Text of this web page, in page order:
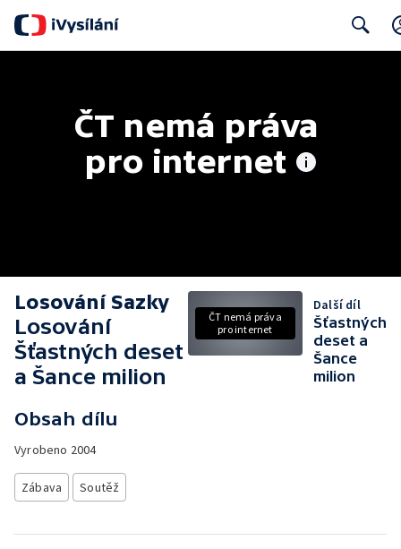
ČT nemá práva
pro internet
Losování Sazky
Losování
Šťastných deset
a Šance milion
Obsah dílu
Vyrobeno 2004
Zábava Soutěž
ČT nemá práva
pro internet
Další díl
Šťastných
deset a
Šance
milion